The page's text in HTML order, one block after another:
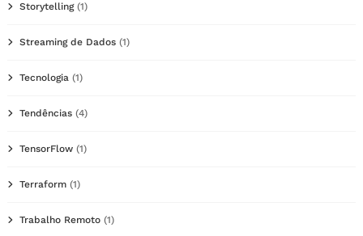
Storytelling(1)
Streaming de Dados (1)
Tecnologia (1)
Tendências (4)
TensorFlow (1)
Terraform (1)
Trabalho Remoto (1)